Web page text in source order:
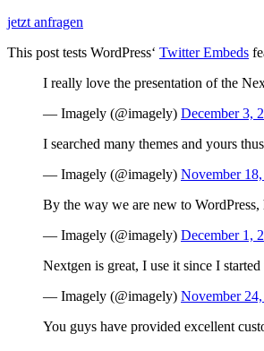
jetzt anfragen
This post tests WordPress‘ Twitter Embeds
I really love the presentation of the
— Imagely (@imagely) December 3,
I searched many themes and yours
— Imagely (@imagely) November
By the way we are new to
— Imagely (@imagely) December 1,
Nextgen is great, I use it since I
— Imagely (@imagely) November
You guys have provided excellent